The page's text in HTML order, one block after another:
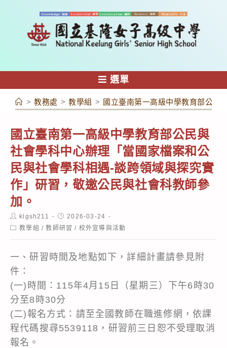
容
選單
> 教務處 > 教學組 > 國立臺南第一高級中學教育部公民
國立臺南第一高級中學教育部公民與
社會學科中心辦理「當國家檔案和公
民與社會學科相遇-談跨領域與探究實
作」研習，敬邀公民與社會科教師參
加。
Post
author:
klgsh211
Post
published:
2026-03-24
Post教學組 / 教師研習 / 校外宣導與活動
一、研習時間及地點如下，詳細計畫請參見附
件：
(一)時間：115年4月15日（星期三）下午6時30
分至8時30分
(二)報名方式：請至全國教師在職進修網，依課
程代碼搜尋5539118，研習前三日恕不受理取消
報名。